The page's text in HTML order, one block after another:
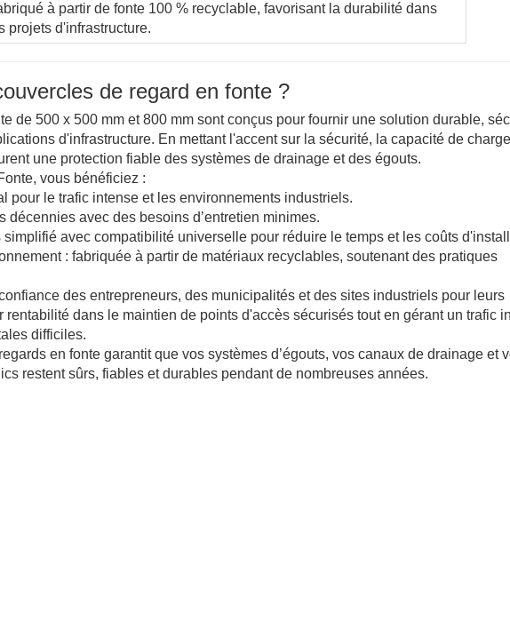
à partir de fonte 100 % recyclable, favorisant la durabilité dans
projets d'infrastructure.
de regard en fonte ?
de 500 x 500 mm et 800 mm sont conçus pour fournir une solution durable,
d'infrastructure. En mettant l'accent sur la sécurité, la capacité de
une protection fiable des systèmes de drainage et des égouts.
vous bénéficiez :
pour le trafic intense et les environnements industriels.
décennies avec des besoins d’entretien minimes.
avec compatibilité universelle pour réduire le temps et les coûts
: fabriquée à partir de matériaux recyclables, soutenant des pratiques
des entrepreneurs, des municipalités et des sites industriels pour leurs
rentabilité dans le maintien de points d'accès sécurisés tout en gérant un trafic
difficiles.
en fonte garantit que vos systèmes d’égouts, vos canaux de drainage et
restent sûrs, fiables et durables pendant de nombreuses années.